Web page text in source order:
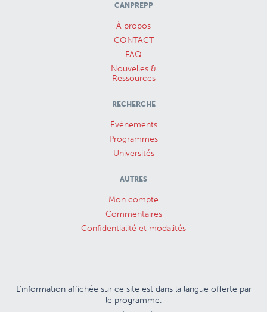
CANPREPP
À propos
CONTACT
FAQ
Nouvelles &
Ressources
RECHERCHE
Événements
Programmes
Universités
AUTRES
Mon compte
Commentaires
Confidentialité et modalités
L’information affichée sur ce site est dans la langue offerte par
le programme.